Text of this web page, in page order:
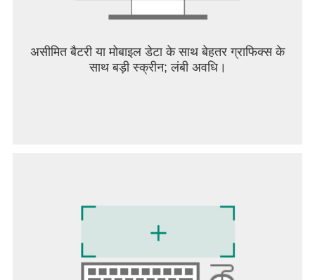
असीमित बैटरी या मोबाइल डेटा के साथ बेहतर ग्राफिक्स के
साथ बड़ी स्क्रीन; लंबी अवधि।